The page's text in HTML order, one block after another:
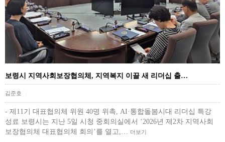
보령시 지역사회보장협의체, 지역복지 이끌 새 리더십 출…
김준호
- 제11기 대표협의체 위원 40명 위촉, AI·통합돌봄시대 리더십 특강
성료 보령시는 지난 5일 시청 중회의실에서 ‘2026년 제2차 지역사회
보장협의체 대표협의체 회의’를 열고,…
더보기